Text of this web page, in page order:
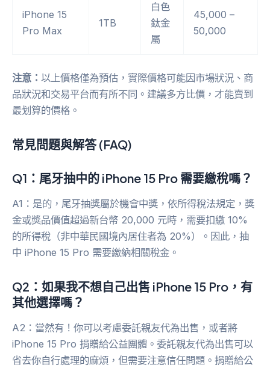
iPhone 15
Pro Max
1TB
白色
鈦金
屬
45,000 –
50,000
注意： 以上價格僅為預估，實際價格可能因市場狀況、商
品狀況和交易平台而有所不同。建議多方比價，才能賣到
最划算的價格。
常見問題與解答 (FAQ)
Q1：尾牙抽中的 iPhone 15 Pro 需要繳稅嗎？
A1：是的，尾牙抽獎屬於機會中獎，依所得稅法規定，獎
金或獎品價值超過新台幣 20,000 元時，需要扣繳 10%
的所得稅（非中華民國境內居住者為 20%）。因此，抽
中 iPhone 15 Pro 需要繳納相關稅金。
Q2：如果我不想自己出售 iPhone 15 Pro，有
其他選擇嗎？
A2：當然有！你可以考慮委託親友代為出售，或者將
iPhone 15 Pro 捐贈給公益團體。委託親友代為出售可以
省去你自行處理的麻煩，但需要注意信任問題。捐贈給公